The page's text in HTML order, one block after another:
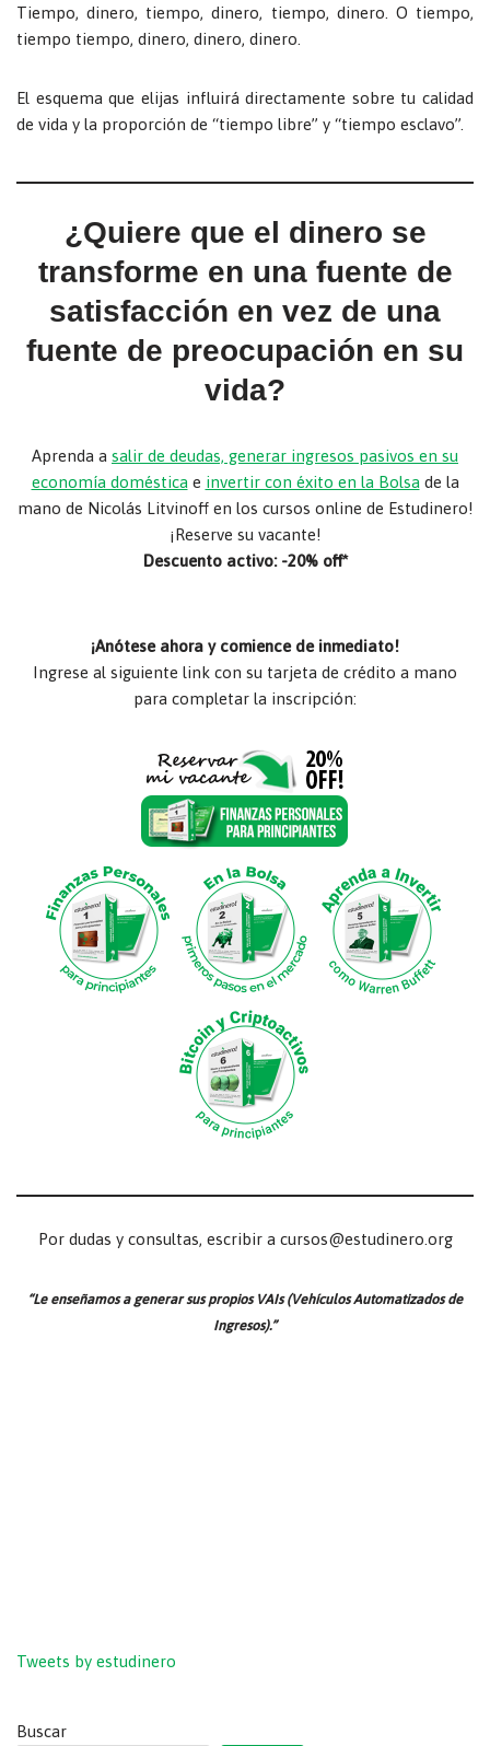
Tiempo, dinero, tiempo, dinero, tiempo, dinero. O tiempo,
tiempo tiempo, dinero, dinero, dinero.
El esquema que elijas influirá directamente sobre tu calidad
de vida y la proporción de “tiempo libre” y “tiempo esclavo”.
¿Quiere que el dinero se
transforme en una fuente de
satisfacción en vez de una
fuente de preocupación en su
vida?
Aprenda a salir de deudas, generar ingresos pasivos en su
economía doméstica e invertir con éxito en la Bolsa de la
mano de Nicolás Litvinoff en los cursos online de Estudinero!
¡Reserve su vacante!
Descuento activo: -20% off*
¡Anótese ahora y comience de inmediato!
Ingrese al siguiente link con su tarjeta de crédito a mano
para completar la inscripción:
Por dudas y consultas, escribir a cursos@estudinero.org
“Le enseñamos a generar sus propios VAIs (Vehículos Automatizados de
Ingresos).”
Tweets by estudinero
Buscar